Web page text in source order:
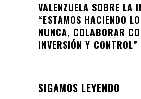
VALENZUELA SOBRE LA
“ESTAMOS HACIENDO
NUNCA, COLABORAR
INVERSIÓN Y CONTROL”
SIGAMOS LEYENDO